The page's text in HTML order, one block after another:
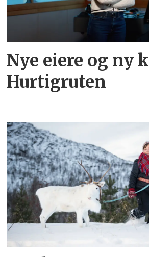
Nye eiere og ny
Hurtigruten